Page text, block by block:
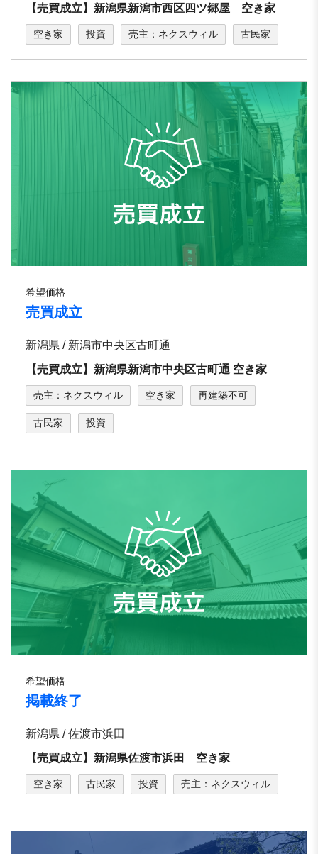
【売買成立】新潟県新潟市西区四ツ郷屋 空き家
空き家 投資 売主：ネクスウィル 古民家
希望価格
売買成立
新潟県 / 新潟市中央区古町通
【売買成立】新潟県新潟市中央区古町通 空き家
売主：ネクスウィル 空き家 再建築不可
古民家 投資
希望価格
掲載終了
新潟県 / 佐渡市浜⽥
【売買成立】新潟県佐渡市浜田 空き家
空き家 古民家 投資 売主：ネクスウィル